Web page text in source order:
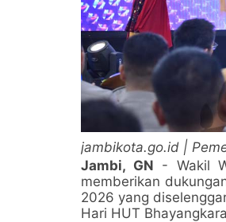
jambikota.go.id |
Jambi, GN - Wakil
memberikan
2026 yang
Hari HUT